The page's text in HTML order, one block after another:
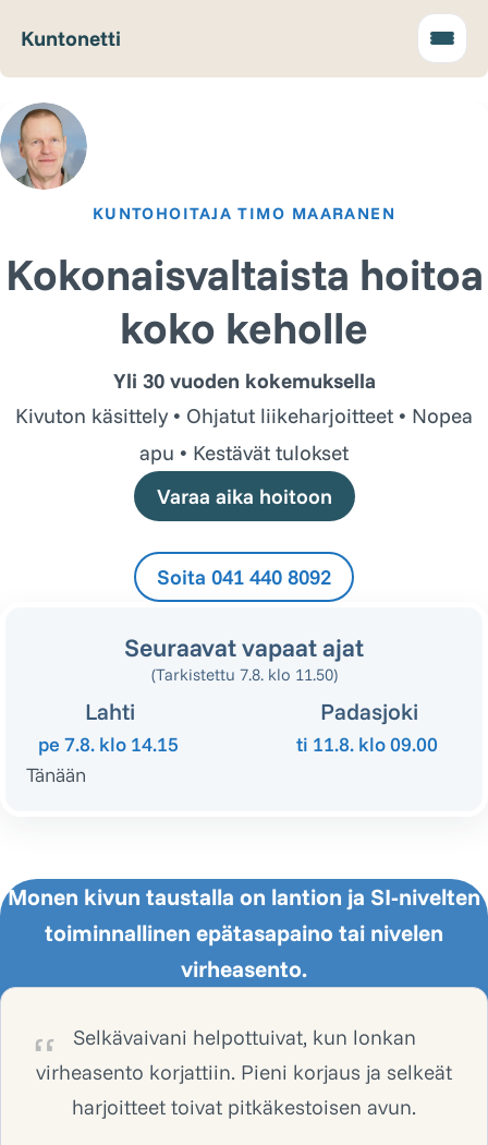
Kuntonetti
KUNTOHOITAJA TIMO MAARANEN
Kokonaisvaltaista hoitoa
koko keholle
Yli 30 vuoden kokemuksella
Kivuton käsittely • Ohjatut liikeharjoitteet • Nopea
apu • Kestävät tulokset
Varaa aika hoitoon
Soita 041 440 8092
Seuraavat vapaat ajat
(Tarkistettu 7.8. klo 11.50)
Lahti
pe 7.8. klo 14.15
Tänään
Padasjoki
ti 11.8. klo 09.00
Monen kivun taustalla on lantion ja SI-nivelten
toiminnallinen epätasapaino tai nivelen
virheasento.
Selkävaivani helpottuivat, kun lonkan
virheasento korjattiin. Pieni korjaus ja selkeät
harjoitteet toivat pitkäkestoisen avun.